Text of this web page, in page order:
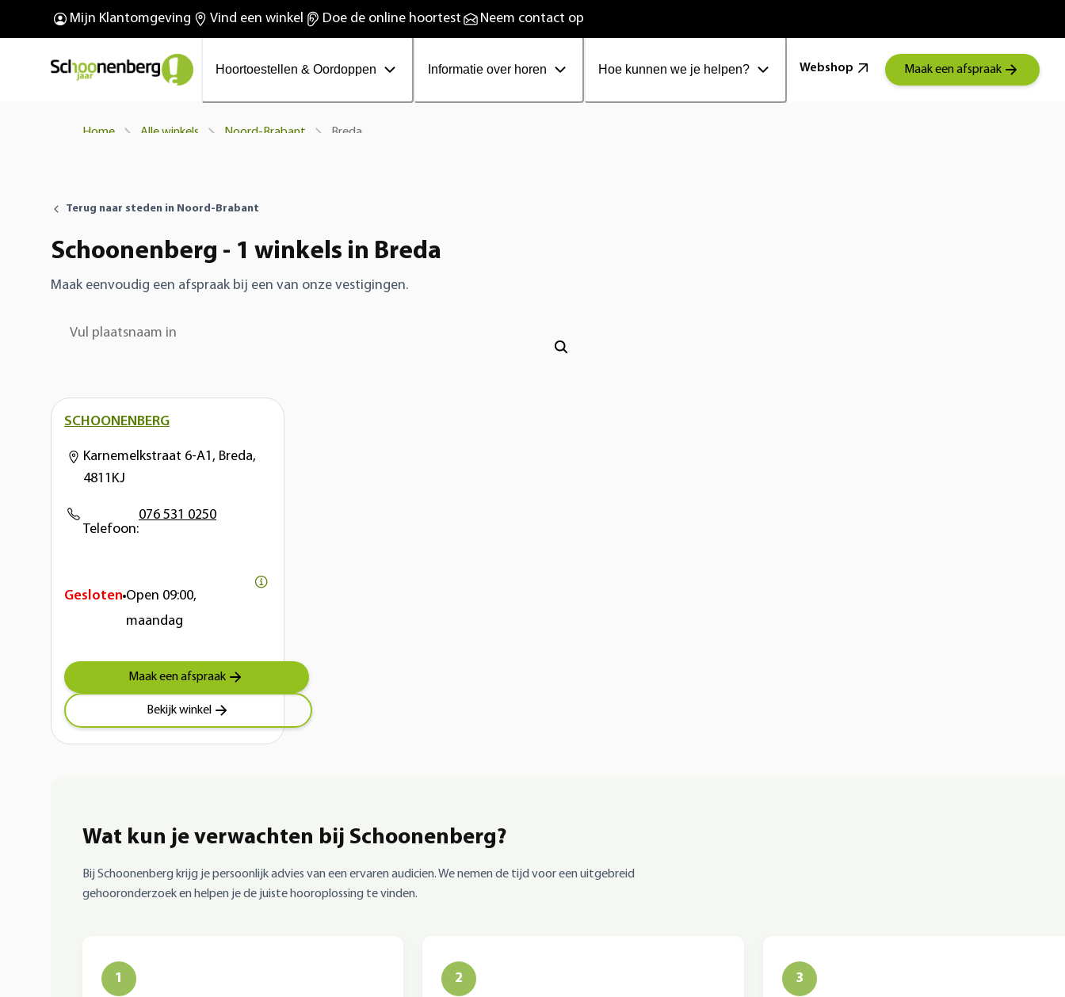
Mijn Klantomgeving Vind een winkel Doe de online hoortest Neem contact op
Hoortoestellen & Oordoppen Informatie over horen Hoe kunnen we je helpen? Webshop Maak een afspraak
De nieuwe Phonak Virto™
R Infinio
Oplaadbare hoortoestellen
100 Jaar Schoonenberg
Wij bestaan 100 jaar!
Breda
Noord-Brabant
Alle winkels
Home
Terug naar steden in Noord-Brabant
Schoonenberg - 1 winkels in Breda
Maak eenvoudig een afspraak bij een van onze vestigingen.
Vul plaatsnaam in
SCHOONENBERG
Karnemelkstraat 6-A1, Breda,
4811KJ
Telefoon:
076 531 0250
Gesloten Open 09:00,
maandag
Maak een afspraak
Bekijk winkel
Wat kun je verwachten bij Schoonenberg?
Bij Schoonenberg krijg je persoonlijk advies van een ervaren audicien. We nemen de tijd voor een uitgebreid
gehooronderzoek en helpen je de juiste hooroplossing te vinden.
1 2 3